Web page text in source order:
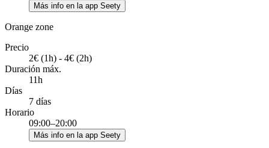
Más info en la app Seety
Orange zone
Precio
2€ (1h) - 4€ (2h)
Duración máx.
11h
Días
7 días
Horario
09:00–20:00
Más info en la app Seety